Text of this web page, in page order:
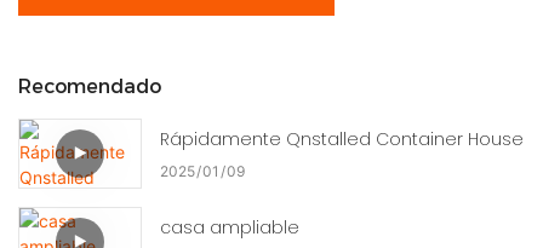
Recomendado
Rápidamente Qnstalled Container House
2025 01 09
casa ampliable